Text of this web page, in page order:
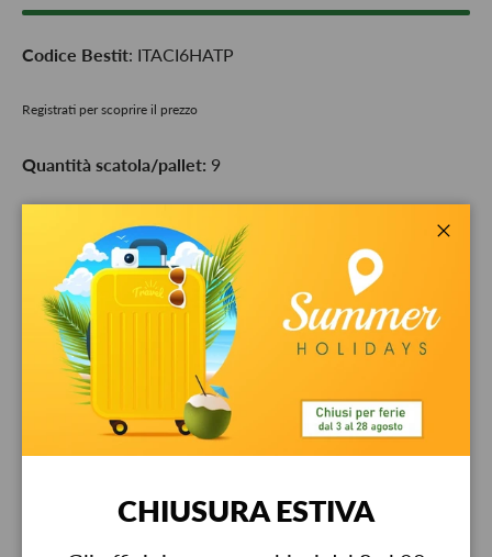
Codice Bestit: ITACI6HATP
Registrati per scoprire il prezzo
Quantità scatola/pallet: 9
+
Pickup available at Bestit srl
Usually ready in 24 hours
View store information
CHIUSURA ESTIVA